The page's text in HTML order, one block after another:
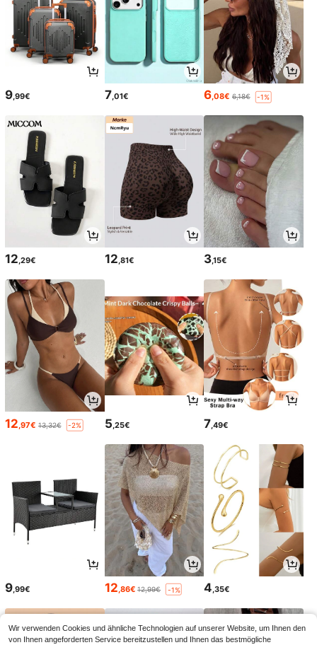
9,99€ 7,01€ 6,08€ 6,18€ -1%
12,29€ 12,81€ 3,15€
12 ,97€ 13,32€ -2% 5 ,25€ 7 ,49€
9 ,99€ 12 ,86€ 12,99€ -1% 4 ,35€
Wir verwenden Cookies und ähnliche Technologien auf unserer Website, um Ihnen den
von Ihnen angeforderten Service bereitzustellen und Ihnen das bestmögliche